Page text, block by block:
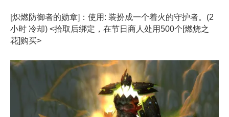
[炽燃防御者的勋章]：使用: 装扮成一个着火的守护者。(2
小时 冷却) <拾取后绑定，在节日商人处用500个[燃烧之
花]购买>